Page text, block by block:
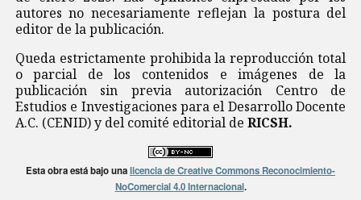
autores no necesariamente reflejan la postura del
editor de la publicación.
Queda estrictamente prohibida la reproducción total
o parcial de los contenidos e imágenes de la
publicación sin previa autorización Centro de
Estudios e Investigaciones para el Desarrollo Docente
A.C. (CENID) y del comité editorial de RICSH.
Esta obra está bajo unalicencia de Creative Commons Reconocimiento-
NoComercial 4.0 Internacional.